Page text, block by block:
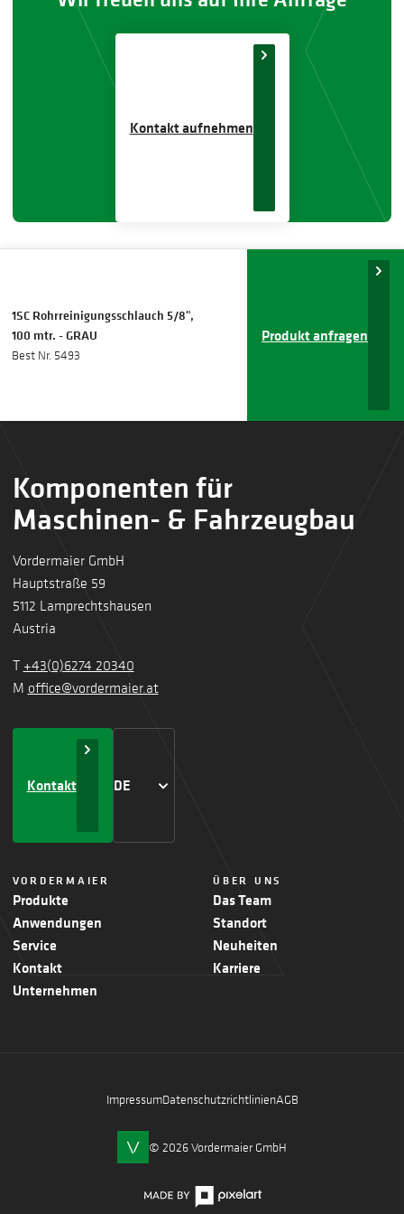
Kontakt aufnehmen
1SC Rohrreinigungsschlauch 5/8",
100 mtr. - GRAU
Best Nr. 5493
Produkt anfragen
Komponenten für
Maschinen- & Fahrzeugbau
Vordermaier GmbH
Hauptstraße 59
5112 Lamprechtshausen
Austria
T +43(0)6274 20340
M office@vordermaier.at
Kontakt DE
VORDERMAIER
Produkte
Anwendungen
Service
Kontakt
Unternehmen
ÜBER UNS
Das Team
Standort
Neuheiten
Karriere
ImpressumDatenschutzrichtlinienAGB
© 2026 Vordermaier GmbH